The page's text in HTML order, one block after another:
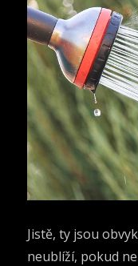
Jistě, ty jsou
neublíží, pokud